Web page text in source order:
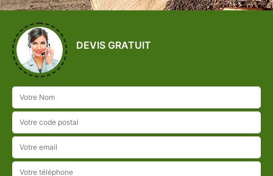
DEVIS GRATUIT